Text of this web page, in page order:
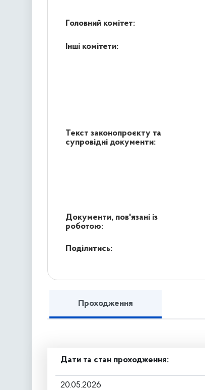
Головний комітет:
Інші комітети:
Текст законопроєкту та
супровідні документи:
Документи, пов'язані із
роботою:
Поділитись:
Проходження
Дати та стан проходження:
20.05.2026